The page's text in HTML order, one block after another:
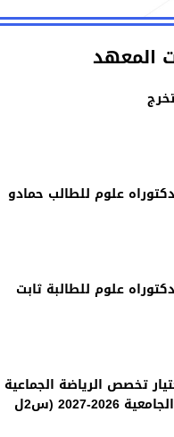
المعهد
علوم للطالب حمادو
علوم للطالبة ثابت
تخصص الرياضة الجماعية
و الفردية للسنة الجامعية 2026-2027 (س2ل